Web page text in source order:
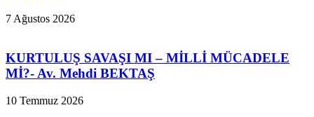
7 Ağustos 2026
KURTULUŞ SAVAŞI MI – MİLLİ MÜCADELE
Mİ?- Av. Mehdi BEKTAŞ
10 Temmuz 2026